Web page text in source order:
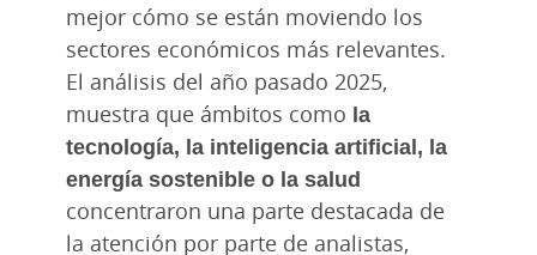
mejor cómo se están moviendo los
sectores económicos más relevantes.
El análisis del año pasado 2025,
muestra que ámbitos como la
tecnología, la inteligencia artificial, la
energía sostenible o la salud
concentraron una parte destacada de
la atención por parte de analistas,